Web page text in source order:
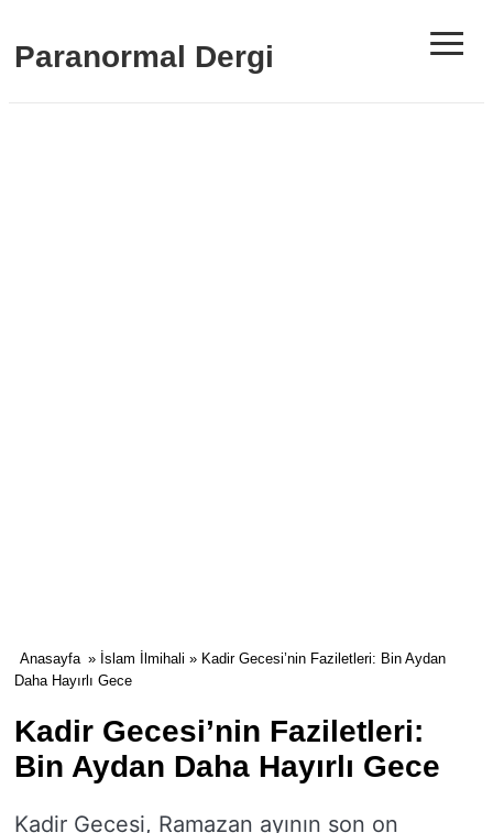
Paranormal Dergi ≡
Anasayfa » İslam İlmihali » Kadir Gecesi’nin Faziletleri: Bin Aydan
Daha Hayırlı Gece
Kadir Gecesi’nin Faziletleri:
Bin Aydan Daha Hayırlı Gece
Kadir Gecesi, Ramazan ayının son on